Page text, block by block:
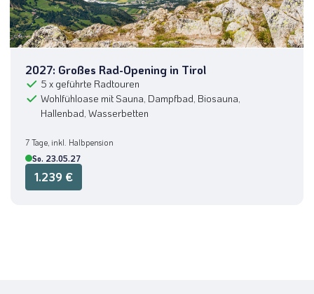
Tirol / Vorarlberg(1) (1)
Wien(0) (0)
Schwierigkeitsgrad
(0)
(0)
(0)
(0)
2027: Großes Rad-Opening in Tirol
5 x geführte Radtouren
Wohlfühloase mit Sauna, Dampfbad, Biosauna,
Hallenbad, Wasserbetten
7 Tage, inkl. Halbpension
So. 23.05.27
1.239 €